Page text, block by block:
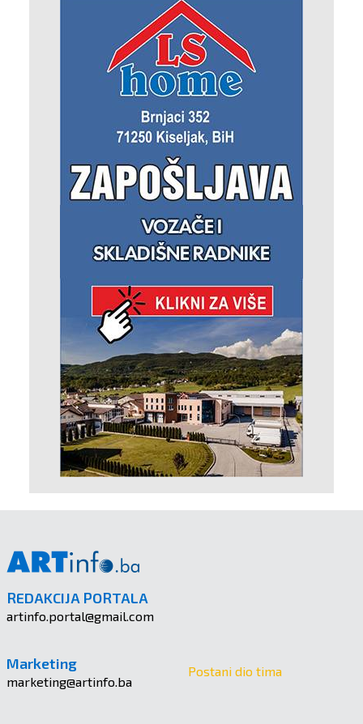
REDAKCIJA PORTALA
artinfo.portal@gmail.com
Marketing
marketing@artinfo.ba
Postani dio tima